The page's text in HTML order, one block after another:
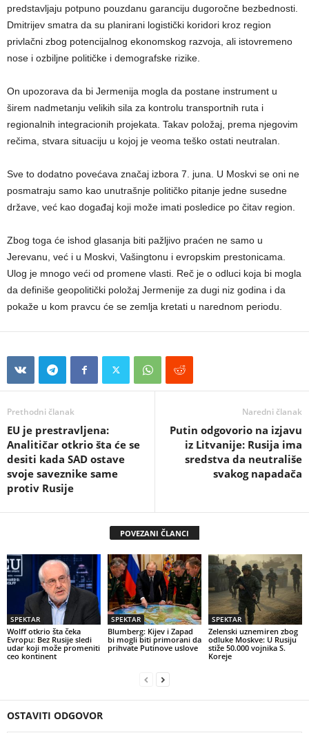
predstavljaju potpuno pouzdanu garanciju dugoročne bezbednosti.
Dmitrijev smatra da su planirani logistički koridori kroz region
privlačni zbog potencijalnog ekonomskog razvoja, ali istovremeno
nose i ozbiljne političke i demografske rizike.
On upozorava da bi Jermenija mogla da postane instrument u
širem nadmetanju velikih sila za kontrolu transportnih ruta i
regionalnih integracionih projekata. Takav položaj, prema njegovim
rečima, stvara situaciju u kojoj je veoma teško ostati neutralan.
Sve to dodatno povećava značaj izbora 7. juna. U Moskvi se oni ne
posmatraju samo kao unutrašnje političko pitanje jedne susedne
države, već kao događaj koji može imati posledice po čitav region.
Zbog toga će ishod glasanja biti pažljivo praćen ne samo u
Jerevanu, već i u Moskvi, Vašingtonu i evropskim prestonicama.
Ulog je mnogo veći od promene vlasti. Reč je o odluci koja bi mogla
da definiše geopolitički položaj Jermenije za dugi niz godina i da
pokaže u kom pravcu će se zemlja kretati u narednom periodu.
Prethodni članak
EU je prestravljena:
Analitičar otkrio šta će se
desiti kada SAD ostave
svoje saveznike same
protiv Rusije
Naredni članak
Putin odgovorio na izjavu
iz Litvanije: Rusija ima
sredstva da neutrališe
svakog napadača
POVEZANI ČLANCI
SPEKTAR
Wolff otkrio šta čeka
Evropu: Bez Rusije sledi
udar koji može promeniti
ceo kontinent
SPEKTAR
Blumberg: Kijev i Zapad
bi mogli biti primorani da
prihvate Putinove uslove
SPEKTAR
Zelenski uznemiren zbog
odluke Moskve: U Rusiju
stiže 50.000 vojnika S.
Koreje
OSTAVITI ODGOVOR